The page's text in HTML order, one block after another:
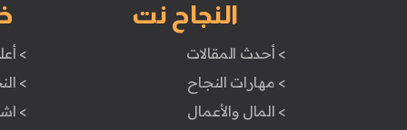
النجاح نت
> أحدث المقالات
> مهارات النجاح
> المال والأعمال
>
>
>